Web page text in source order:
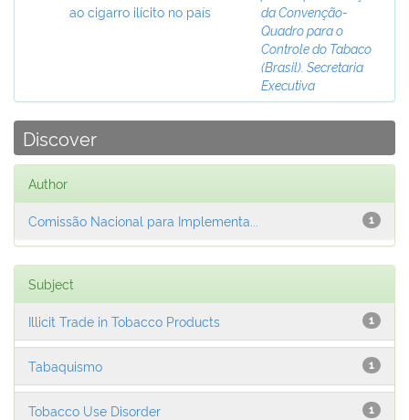
ao cigarro ilícito no país
da Convenção-
Quadro para o
Controle do Tabaco
(Brasil). Secretaria
Executiva
Discover
Author
1
Comissão Nacional para Implementa...
Subject
1
Illicit Trade in Tobacco Products
1
Tabaquismo
1
Tobacco Use Disorder